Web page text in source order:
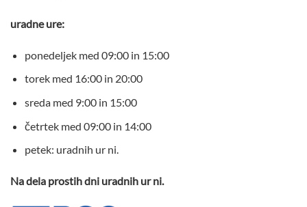
uradne ure:
ponedeljek med 09:00 in 15:00
torek med 16:00 in 20:00
sreda med 9:00 in 15:00
četrtek med 09:00 in 14:00
petek: uradnih ur ni.
Na dela prostih dni uradnih ur ni.